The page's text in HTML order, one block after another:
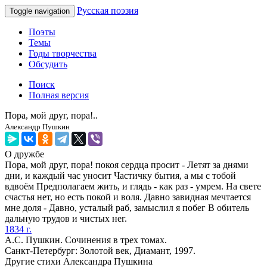
Toggle navigation Русская поэзия
Поэты
Темы
Годы творчества
Обсудить
Поиск
Полная версия
Пора, мой друг, пора!..
Александр Пушкин
О дружбе
Пора, мой друг, пора! покоя сердца просит - Летят за днями
дни, и каждый час уносит Частичку бытия, а мы с тобой
вдвоём Предполагаем жить, и глядь - как раз - умрем. На свете
счастья нет, но есть покой и воля. Давно завидная мечтается
мне доля - Давно, усталый раб, замыслил я побег В обитель
дальную трудов и чистых нег.
1834 г.
А.С. Пушкин. Сочинения в трех томах.
Санкт-Петербург: Золотой век, Диамант, 1997.
Другие стихи Александра Пушкина